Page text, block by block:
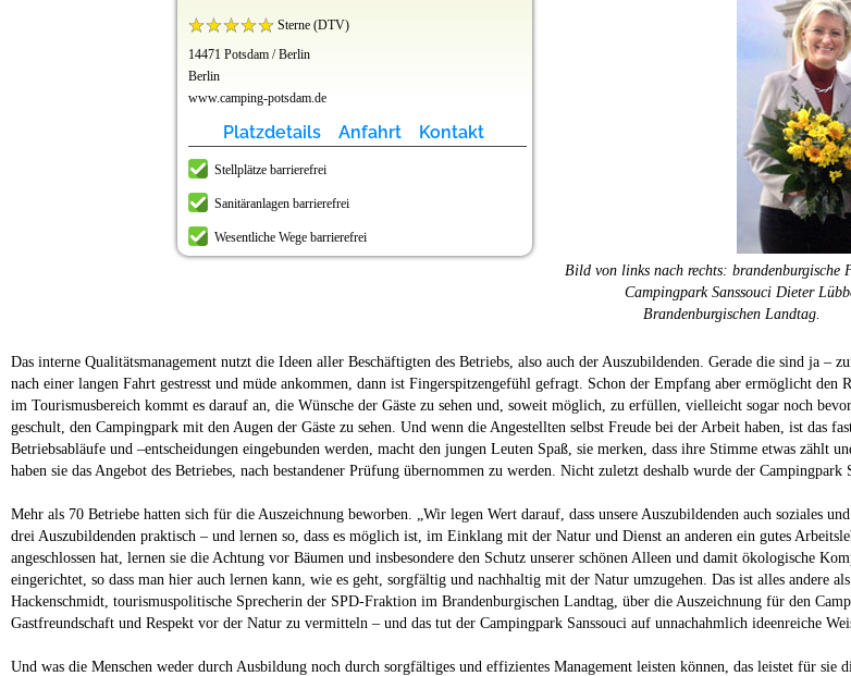
Sterne (DTV)
14471 Potsdam / Berlin
Berlin
www.camping-potsdam.de
Platzdetails Anfahrt Kontakt
Stellplätze barrierefrei
Sanitäranlagen barrierefrei
Wesentliche Wege barrierefrei
Bild von links nach rechts:
Campingpark Sanssouci Dieter
Brandenburgischen Landtag.
Das interne Qualitätsmanagement nutzt die Ideen aller Beschäftigten des Betriebs, also auch der Auszubildenden. Gerade die sind ja
nach einer langen Fahrt gestresst und müde ankommen, dann ist Fingerspitzengefühl gefragt. Schon der Empfang aber ermöglicht
im Tourismusbereich kommt es darauf an, die Wünsche der Gäste zu sehen und, soweit möglich, zu erfüllen, vielleicht sogar noch
geschult, den Campingpark mit den Augen der Gäste zu sehen. Und wenn die Angestellten selbst Freude bei der Arbeit haben, ist das
Betriebsabläufe und –entscheidungen eingebunden werden, macht den jungen Leuten Spaß, sie merken, dass ihre Stimme etwas zählt
haben sie das Angebot des Betriebes, nach bestandener Prüfung übernommen zu werden. Nicht zuletzt deshalb wurde der
Mehr als 70 Betriebe hatten sich für die Auszeichnung beworben. „Wir legen Wert darauf, dass unsere Auszubildenden auch soziales
drei Auszubildenden praktisch – und lernen so, dass es möglich ist, im Einklang mit der Natur und Dienst an anderen ein gutes
angeschlossen hat, lernen sie die Achtung vor Bäumen und insbesondere den Schutz unserer schönen Alleen und damit ökologische
eingerichtet, so dass man hier auch lernen kann, wie es geht, sorgfältig und nachhaltig mit der Natur umzugehen. Das ist alles andere
Hackenschmidt, tourismuspolitische Sprecherin der SPD-Fraktion im Brandenburgischen Landtag, über die Auszeichnung für den
Gastfreundschaft und Respekt vor der Natur zu vermitteln – und das tut der Campingpark Sanssouci auf unnachahmlich ideenreiche
Und was die Menschen weder durch Ausbildung noch durch sorgfältiges und effizientes Management leisten können, das leistet für